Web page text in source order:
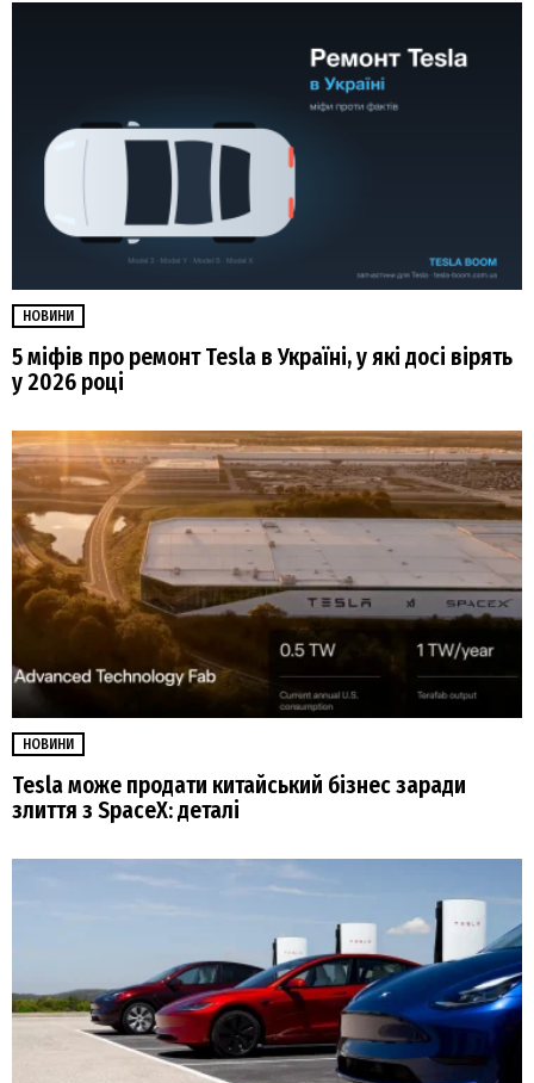
НОВИНИ
5 міфів про ремонт Tesla в Україні, у які досі вірять
у 2026 році
НОВИНИ
Tesla може продати китайський бізнес заради
злиття з SpaceX: деталі